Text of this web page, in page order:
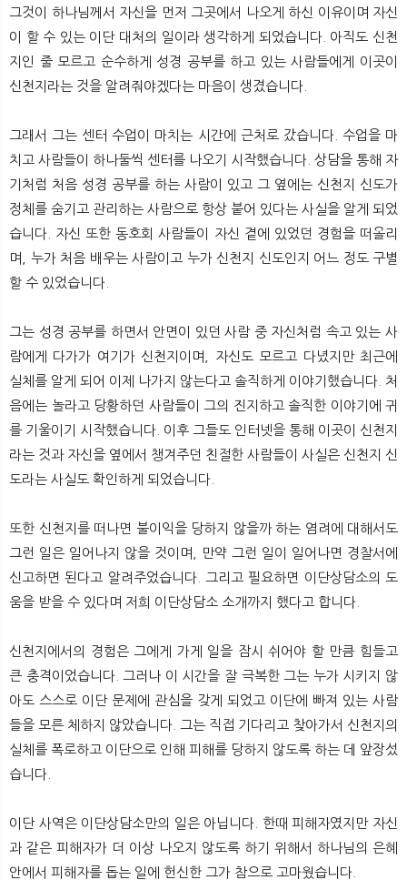
그것이 하나님께서 자신을 먼저 그곳에서 나오게 하신 이유이며 자신
이 할 수 있는 이단 대처의 일이라 생각하게 되었습니다. 아직도 신천
지인 줄 모르고 순수하게 성경 공부를 하고 있는 사람들에게 이곳이
신천지라는 것을 알려줘야겠다는 마음이 생겼습니다.
그래서 그는 센터 수업이 마치는 시간에 근처로 갔습니다. 수업을 마
치고 사람들이 하나둘씩 센터를 나오기 시작했습니다. 상담을 통해 자
기처럼 처음 성경 공부를 하는 사람이 있고 그 옆에는 신천지 신도가
정체를 숨기고 관리하는 사람으로 항상 붙어 있다는 사실을 알게 되었
습니다. 자신 또한 동호회 사람들이 자신 곁에 있었던 경험을 떠올리
며, 누가 처음 배우는 사람이고 누가 신천지 신도인지 어느 정도 구별
할 수 있었습니다.
그는 성경 공부를 하면서 안면이 있던 사람 중 자신처럼 속고 있는 사
람에게 다가가 여기가 신천지이며, 자신도 모르고 다녔지만 최근에
실체를 알게 되어 이제 나가지 않는다고 솔직하게 이야기했습니다. 처
음에는 놀라고 당황하던 사람들이 그의 진지하고 솔직한 이야기에 귀
를 기울이기 시작했습니다. 이후 그들도 인터넷을 통해 이곳이 신천지
라는 것과 자신을 옆에서 챙겨주던 친절한 사람들이 사실은 신천지 신
도라는 사실도 확인하게 되었습니다.
또한 신천지를 떠나면 불이익을 당하지 않을까 하는 염려에 대해서도
그런 일은 일어나지 않을 것이며, 만약 그런 일이 일어나면 경찰서에
신고하면 된다고 알려주었습니다. 그리고 필요하면 이단상담소의 도
움을 받을 수 있다며 저희 이단상담소 소개까지 했다고 합니다.
신천지에서의 경험은 그에게 가게 일을 잠시 쉬어야 할 만큼 힘들고
큰 충격이었습니다. 그러나 이 시간을 잘 극복한 그는 누가 시키지 않
아도 스스로 이단 문제에 관심을 갖게 되었고 이단에 빠져 있는 사람
들을 모른 체하지 않았습니다. 그는 직접 기다리고 찾아가서 신천지의
실체를 폭로하고 이단으로 인해 피해를 당하지 않도록 하는 데 앞장섰
습니다.
이단 사역은 이단상담소만의 일은 아닙니다. 한때 피해자였지만 자신
과 같은 피해자가 더 이상 나오지 않도록 하기 위해서 하나님의 은혜
안에서 피해자를 돕는 일에 헌신한 그가 참으로 고마웠습니다.